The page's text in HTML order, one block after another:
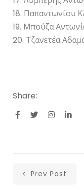
18. Παπαντωνίου
19. Μπούζα
20. Τζανετέα
Share:
Prev Post